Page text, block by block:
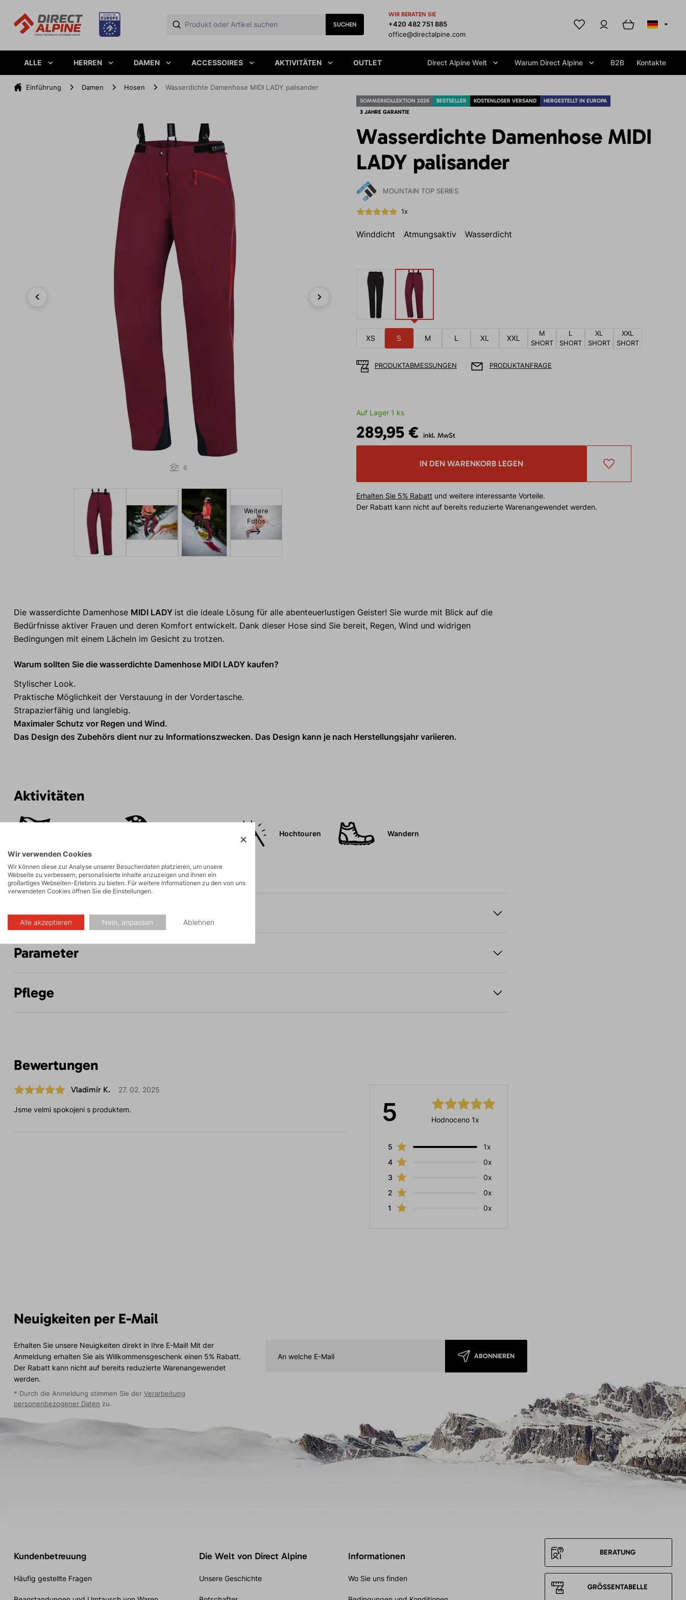
SUCHEN
WIR BERATEN SIE
+420 482 751 885
office@directalpine.com
ALLE HERREN DAMEN ACCESSOIRES AKTIVITÄTEN OUTLET Direct Alpine Welt Warum Direct Alpine B2B Kontakte
Einführung Damen Hosen Wasserdichte Damenhose MIDI LADY palisander
SOMMERKOLLEKTION 2026 BESTSELLER KOSTENLOSER VERSAND
HERGESTELLT IN EUROPA
3 JAHRE GARANTIE
Wasserdichte Damenhose MIDI
LADY palisander
MOUNTAIN TOP SERIES
1x
Winddicht Atmungsaktiv Wasserdicht
6
Weitere
Fotos
XS S M L XL XXL
M
SHORT
L
SHORT
XL
SHORT
XXL
SHORT
PRODUKTABMESSUNGEN PRODUKTANFRAGE
Auf Lager 1 ks
289,95 € inkl. MwSt
IN DEN WARENKORB LEGEN
Erhalten Sie 5% Rabattund weitere interessante Vorteile.
Der Rabatt kann nicht auf bereits reduzierte Warenangewendet werden.
Die wasserdichte Damenhose MIDI LADY ist die ideale Lösung für alle abenteuerlustigen Geister! Sie wurde mit Blick auf die
Bedürfnisse aktiver Frauen und deren Komfort entwickelt. Dank dieser Hose sind Sie bereit, Regen, Wind und widrigen
Bedingungen mit einem Lächeln im Gesicht zu trotzen.
Warum sollten Sie die wasserdichte Damenhose MIDI LADY kaufen?
Stylischer Look.
Praktische Möglichkeit der Verstauung in der Vordertasche.
Strapazierfähig und langlebig.
Maximaler Schutz vor Regen und Wind.
Das Design des Zubehörs dient nur zu Informationszwecken. Das Design kann je nach Herstellungsjahr variieren.
Aktivitäten
Hochtouren Wandern
Beschreibung
Parameter
Pflege
Bewertungen
5 Hodnoceno 1x
5
1x
4
0x
3
0x
2
0x
1
0x
Vladimír K. 27. 02. 2025
Jsme velmi spokojeni s produktem.
Neuigkeiten per E-Mail
Erhalten Sie unsere Neuigkeiten direkt in Ihre E-Mail! Mit der
Anmeldung erhalten Sie als Willkommensgeschenk einen 5% Rabatt.
Der Rabatt kann nicht auf bereits reduzierte Warenangewendet
werden.
* Durch die Anmeldung stimmen Sie der Verarbeitung
personenbezogener Daten zu.
ABONNIEREN
Kundenbetreuung
Häufig gestellte Fragen
Die Welt von Direct Alpine
Unsere Geschichte
Informationen
Wo Sie uns finden
BERATUNG
GRÖSSENTABELLE
Wir verwenden Cookies
Wir können diese zur Analyse unserer Besucherdaten platzieren, um unsere
Webseite zu verbessern, personalisierte Inhalte anzuzeigen und Ihnen ein
großartiges Webseiten-Erlebnis zu bieten. Für weitere Informationen zu den von uns
verwendeten Cookies öffnen Sie die Einstellungen.
Alle akzeptieren Nein, anpassen Ablehnen